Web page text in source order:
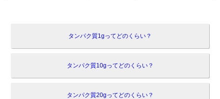
タンパク質1gってどのくらい？
タンパク質10gってどのくらい？
タンパク質20gってどのくらい？